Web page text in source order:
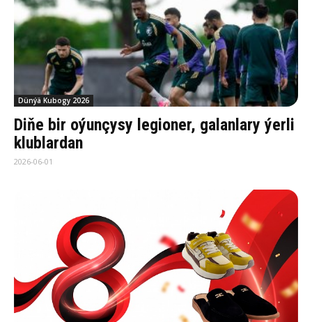
Dünýä Kubogy 2026
Diňe bir oýunçysy legioner, galanlary ýerli
klublardan
2026-06-01